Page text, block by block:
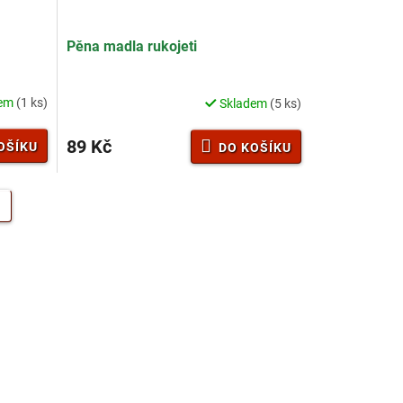
(1 ks)
Pěna madla rukojeti
Skladem (5 ks)
89 Kč DO KOŠÍKU